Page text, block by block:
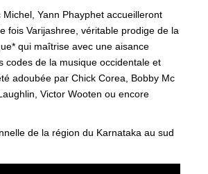
Michel, Yann Phayphet accueilleront
fois Varijashree, véritable prodige de la
qui maîtrise avec une aisance
codes de la musique occidentale et
adoubée par Chick Corea, Bobby Mc
Victor Wooten ou encore
de la région du Karnataka au sud